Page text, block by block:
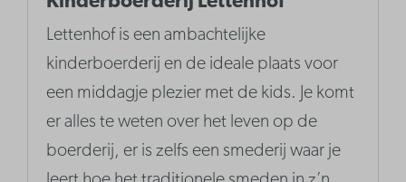
Lettenhof is een ambachtelijke
kinderboerderij en de ideale plaats voor
een middagje plezier met de kids. Je komt
er alles te weten over het leven op de
boerderij, er is zelfs een smederij waar je